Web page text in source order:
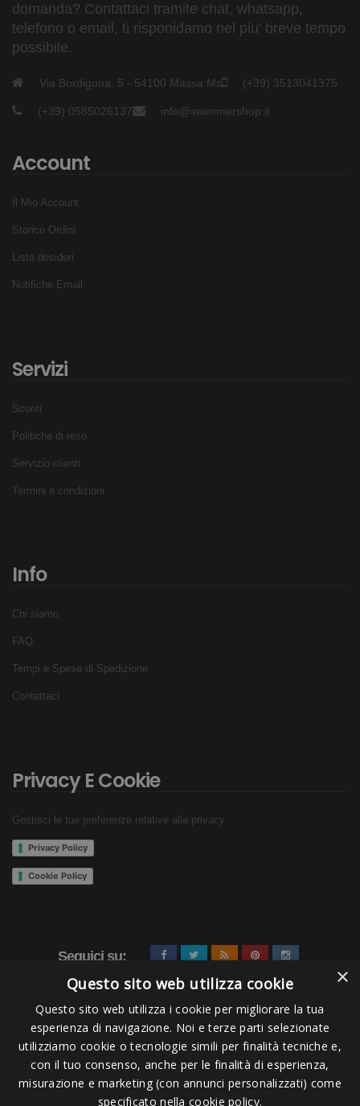
domanda? Contattaci tramite chat, whatsapp,
telefono o email, ti risponidamo nel piu' breve tempo
possibile.
Via Bordigona, 5 - 54100 Massa Ms (+39) 3513041375
(+39) 0585026137 info@swimmershop.it
Account
Il Mio Account
Storico Ordini
Lista desideri
Notifiche Email
Servizi
Sconti
Politiche di reso
Servizio clienti
Termini e condizioni
Info
Chi siamo
FAQ
Tempi e Spese di Spedizione
Contattaci
Privacy E Cookie
Gestisci le tue preferenze relative alla privacy
Privacy Policy
Cookie Policy
Seguici su:
Pagamenti Accettati
×
Questo sito web utilizza cookie
Questo sito web utilizza i cookie per migliorare la tua
esperienza di navigazione. Noi e terze parti selezionate
utilizziamo cookie o tecnologie simili per finalità tecniche e,
con il tuo consenso, anche per le finalità di esperienza,
misurazione e marketing (con annunci personalizzati) come
specificato nella cookie policy.